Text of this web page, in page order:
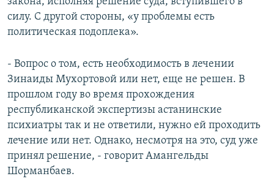
силу. С другой стороны, «у проблемы есть
политическая подоплека».
- Вопрос о том, есть необходимость в лечении
Зинаиды Мухортовой или нет, еще не решен. В
прошлом году во время прохождения
республиканской экспертизы астанинские
психиатры так и не ответили, нужно ей проходить
лечение или нет. Однако, несмотря на это, суд уже
принял решение, - говорит Амангельды
Шорманбаев.